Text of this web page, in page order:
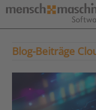
Blog-Beiträge